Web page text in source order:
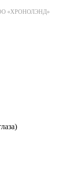
ООО «ХРОНОЛЭНД»